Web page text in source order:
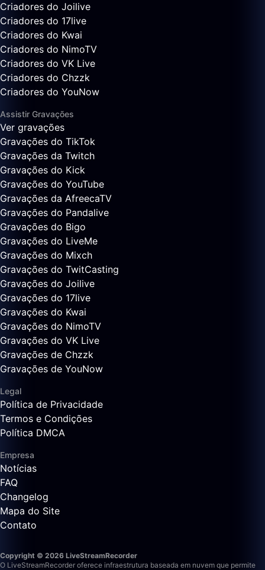
Criadores do Joilive
Criadores do 17live
Criadores do Kwai
Criadores do NimoTV
Criadores do VK Live
Criadores do Chzzk
Criadores do YouNow
Assistir Gravações
Ver gravações
Gravações do TikTok
Gravações da Twitch
Gravações do Kick
Gravações do YouTube
Gravações da AfreecaTV
Gravações do Pandalive
Gravações do Bigo
Gravações do LiveMe
Gravações do Mixch
Gravações do TwitCasting
Gravações do Joilive
Gravações do 17live
Gravações do Kwai
Gravações do NimoTV
Gravações do VK Live
Gravações de Chzzk
Gravações de YouNow
Legal
Política de Privacidade
Termos e Condições
Política DMCA
Empresa
Notícias
FAQ
Changelog
Mapa do Site
Contato
Copyright © 2026 LiveStreamRecorder
O LiveStreamRecorder oferece infraestrutura baseada em nuvem que permite